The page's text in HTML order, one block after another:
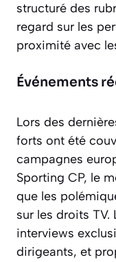
structuré des
regard sur les
proximité avec
Événements
Lors des
forts ont été
campagnes
Sporting CP, le
que les
sur les droits TV.
interviews
dirigeants, et